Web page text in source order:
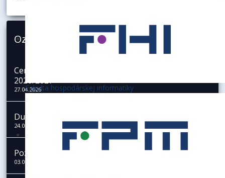
Fakulta hospodárskej informatiky
Oznamy pre študentov
Central Europe Connect – zimný semester
2026/2027
27.04.2026
Duševné zdravie študentov vysokých škôl - výskum
24.03.2026
Pozvánka na Veľtrh zahraničných univerzít 2026
03.03.2026